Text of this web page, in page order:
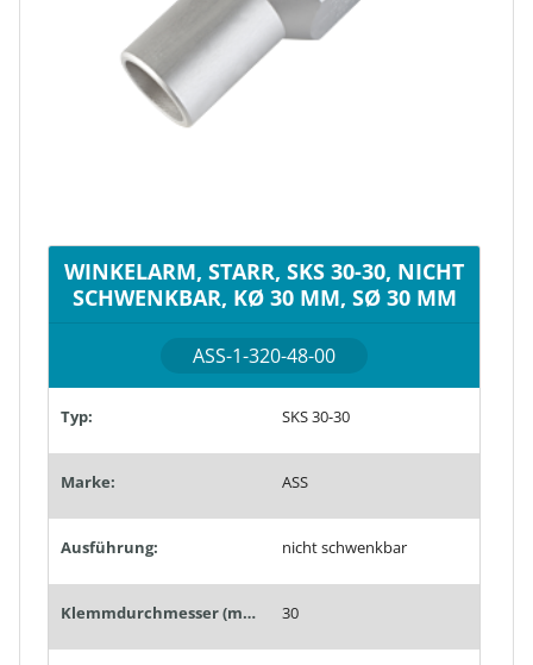
WINKELARM, STARR, SKS 30-30, NICHT
SCHWENKBAR, KØ 30 MM, SØ 30 MM
ASS-1-320-48-00
Typ: SKS 30-30
Marke: ASS
Ausführung: nicht schwenkbar
Klemmdurchmesser (mm): 30